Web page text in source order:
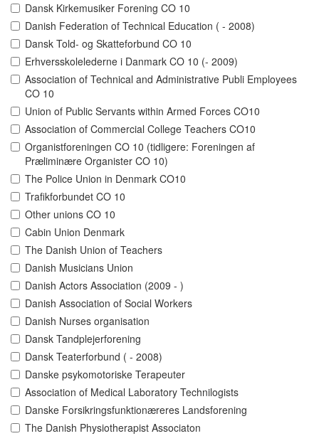
Dansk Kirkemusiker Forening CO 10
Danish Federation of Technical Education ( - 2008)
Dansk Told- og Skatteforbund CO 10
Erhversskolelederne i Danmark CO 10 (- 2009)
Association of Technical and Administrative Publi Employees
CO 10
Union of Public Servants within Armed Forces CO10
Association of Commercial College Teachers CO10
Organistforeningen CO 10 (tidligere: Foreningen af
Præliminære Organister CO 10)
The Police Union in Denmark CO10
Trafikforbundet CO 10
Other unions CO 10
Cabin Union Denmark
The Danish Union of Teachers
Danish Musicians Union
Danish Actors Association (2009 - )
Danish Association of Social Workers
Danish Nurses organisation
Dansk Tandplejerforening
Dansk Teaterforbund ( - 2008)
Danske psykomotoriske Terapeuter
Association of Medical Laboratory Technilogists
Danske Forsikringsfunktionæreres Landsforening
The Danish Physiotherapist Associaton